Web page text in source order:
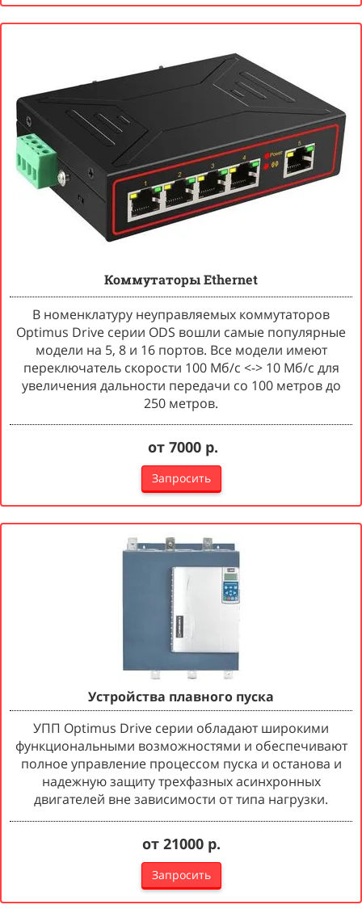
Коммутаторы Ethernet
В номенклатуру неуправляемых коммутаторов
Optimus Drive серии ODS вошли самые популярные
модели на 5, 8 и 16 портов. Все модели имеют
переключатель скорости 100 Мб/с <-> 10 Мб/с для
увеличения дальности передачи со 100 метров до
250 метров.
от 7000 р.
Запросить
Устройства плавного пуска
УПП Optimus Drive серии обладают широкими
функциональными возможностями и обеспечивают
полное управление процессом пуска и останова и
надежную защиту трехфазных асинхронных
двигателей вне зависимости от типа нагрузки.
от 21000 р.
Запросить